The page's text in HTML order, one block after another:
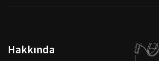
Hakkında